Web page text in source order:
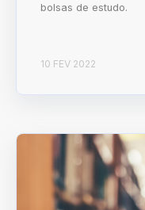
bolsas de estudo.
10 FEV 2022